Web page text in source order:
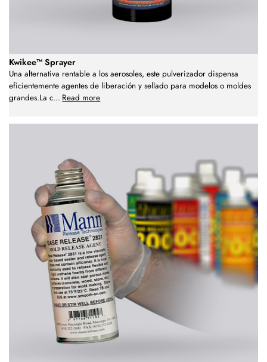
Kwikee™ Sprayer
Una alternativa rentable a los aerosoles, este pulverizador dispensa
eficientemente agentes de liberación y sellado para modelos o moldes
grandes.La c... Read more